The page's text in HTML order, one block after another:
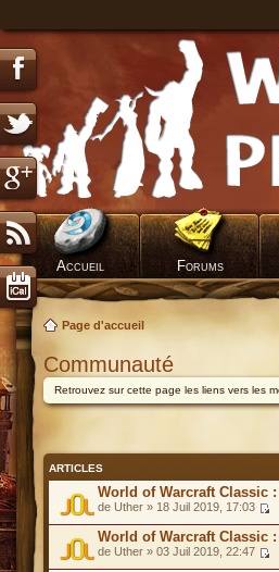
Accueil Forums
Page d'accueil
Communauté
Retrouvez sur cette page les liens vers les
ARTICLES
World of Warcraft Classic
de Uther » 18 Juil 2019, 17:03
World of Warcraft Classic
de Uther » 03 Juil 2019, 22:47